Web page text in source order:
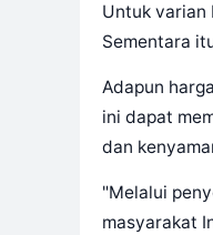
Untuk varian
Sementara
Adapun
ini dapat
dan
"Melalui
masyarakat